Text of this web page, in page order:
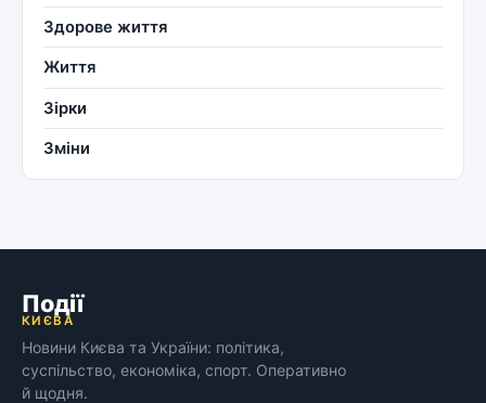
Здорове життя
Життя
Зірки
Зміни
Події
КИЄВА
Новини Києва та України: політика,
суспільство, економіка, спорт. Оперативно
й щодня.